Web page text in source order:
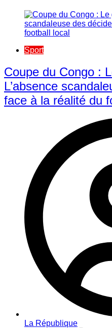
Sport
​Coupe du Congo :
L’absence
face à la réalité du
La République